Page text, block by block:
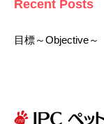
Recent Posts
目標～Objective～